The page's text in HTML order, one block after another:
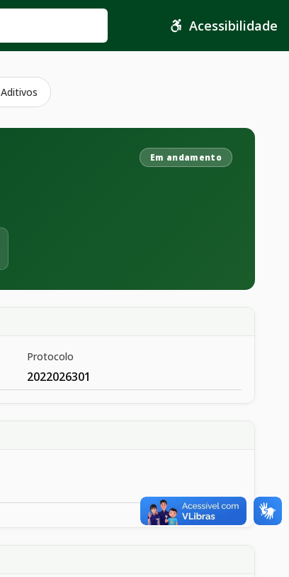
Acessibilidade
Aditivos
Em andamento
Protocolo
2022026301